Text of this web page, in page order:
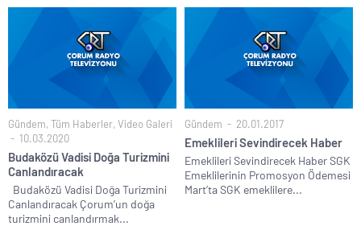
Gündem, Tüm Haberler, Video Galeri
10.03.2020
Budaközü Vadisi Doğa Turizmini
Canlandıracak
Budaközü Vadisi Doğa Turizmini
Canlandıracak Çorum’un doğa
turizmini canlandırmak...
Gündem 20.01.2017
Emeklileri Sevindirecek Haber
Emeklileri Sevindirecek Haber SGK
Emeklilerinin Promosyon Ödemesi
Mart’ta SGK emeklilere...